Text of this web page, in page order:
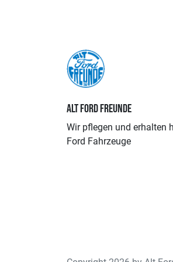
ALT FORD FREUNDE
Wir pflegen und erhalten
Ford Fahrzeuge